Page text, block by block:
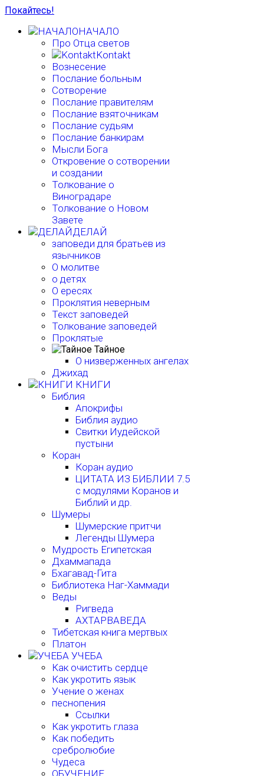
Покайтесь!
НАЧАЛО
Про Отца светов
Kontakt
Вознесение
Послание больным
Сотворение
Послание правителям
Послание взяточникам
Послание судьям
Послание банкирам
Мысли Бога
Откровение о сотворении
и создании
Толкование о
Виноградаре
Толкование о Новом
Завете
ДЕЛАЙ
заповеди для братьев из
язычников
О молитве
о детях
О ересях
Проклятия неверным
Текст заповедей
Толкование заповедей
Проклятые
Тайное
О низверженных ангелах
Джихад
КНИГИ
Библия
Апокрифы
Библия аудио
Свитки Иудейской
пустыни
Коран
Коран аудио
ЦИТАТА ИЗ БИБЛИИ 7.5
с модулями Коранов и
Библий и др.
Шумеры
Шумерские притчи
Легенды Шумера
Мудрость Египетская
Дхаммапада
Бхагавад-Гита
Библиотека Наг-Хаммади
Веды
Ригведа
АХТАРВАВЕДА
Тибетская книга мертвых
Платон
УЧЕБА
Как очистить сердце
Как укротить язык
Учение о женах
песнопения
Ссылки
Как укротить глаза
Как победить
сребролюбие
Чудеса
ОБУЧЕНИЕ